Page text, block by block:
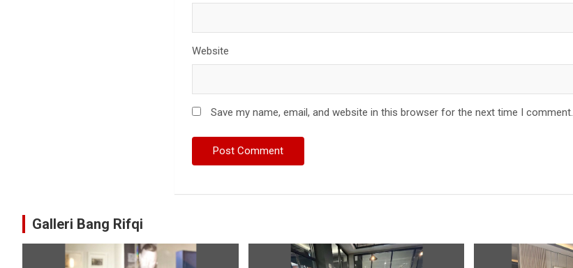
Website
Save my name, email, and website in this browser for the next time I comment.
Galleri Bang Rifqi